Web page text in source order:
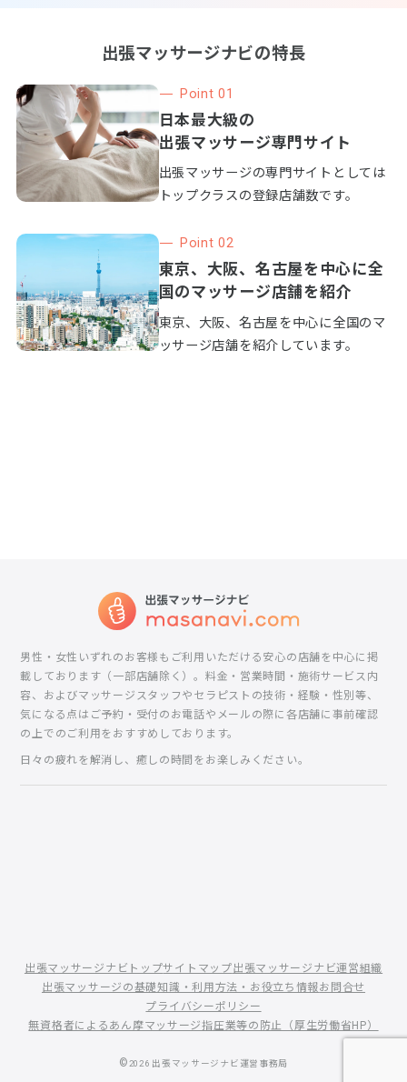
出張マッサージナビの特長
Point 01
日本最大級の
出張マッサージ専門サイト
出張マッサージの専門サイトとしては
トップクラスの登録店舗数です。
Point 02
東京、大阪、名古屋を中心に全
国のマッサージ店舗を紹介
東京、大阪、名古屋を中心に全国のマ
ッサージ店舗を紹介しています。
男性・女性いずれのお客様もご利用いただける安心の店舗を中心に掲
載しております（一部店舗除く）。料金・営業時間・施術サービス内
容、およびマッサージスタッフやセラピストの技術・経験・性別等、
気になる点はご予約・受付のお電話やメールの際に各店舗に事前確認
の上でのご利用をおすすめしております。
日々の疲れを解消し、癒しの時間をお楽しみください。
出張マッサージナビトップサイトマップ出張マッサージナビ運営組織
出張マッサージの基礎知識・利用方法・お役立ち情報お問合せ
プライバシーポリシー
無資格者によるあん摩マッサージ指圧業等の防止（厚生労働省HP）
©2026 出張マッサージナビ運営事務局